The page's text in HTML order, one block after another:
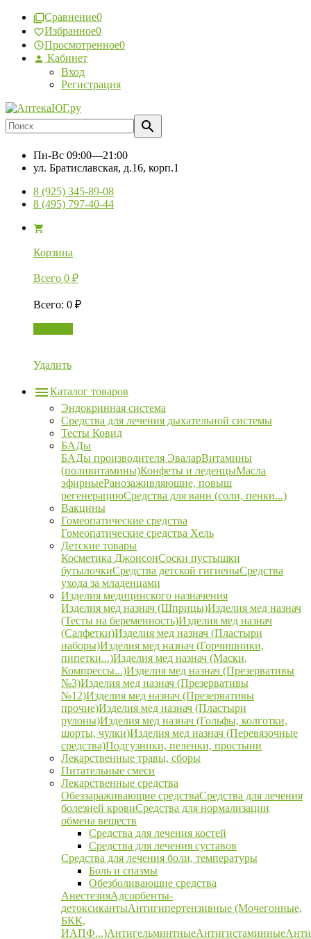
Сравнение0
Избранное0
Просмотренное0
Кабинет
Вход
Регистрация
Пн-Вс 09:00—21:00
ул. Братиславская, д.16, корп.1
8 (925) 345-89-08
8 (495) 797-40-44
Корзина
Всего 0 ₽
Всего: 0 ₽
Удалить
Каталог товаров
Эндокринная система
Средства для лечения дыхательной системы
Тесты Ковид
БАДы
БАДы производителя ЭваларВитамины
(поливитамины)Конфеты и леденцыМасла
эфирныеРанозаживляющие, повыш
регенерациюСредства для ванн (соли, пенки...)
Вакцины
Гомеопатические средства
Гомеопатические средства Хель
Детские товары
Косметика ДжонсонСоски пустышки
бутылочкиСредства детской гигиеныСредства
ухода за младенцами
Изделия медицинского назначения
Изделия мед назнач (Шприцы)Изделия мед назнач
(Тесты на беременность)Изделия мед назнач
(Салфетки)Изделия мед назнач (Пластыри
наборы)Изделия мед назнач (Горчишники,
пипетки...)Изделия мед назнач (Маски,
Компрессы...)Изделия мед назнач (Презервативы
№3)Изделия мед назнач (Презервативы
№12)Изделия мед назнач (Презервативы
прочие)Изделия мед назнач (Пластыри
рулоны)Изделия мед назнач (Гольфы, колготки,
шорты, чулки)Изделия мед назнач (Перевязочные
средства)Подгузники, пеленки, простыни
Лекарственные травы, сборы
Питательные смеси
Лекарственные средства
Обеззараживающие средстваСредства для лечения
болезней кровиСредства для нормализации
обмена веществ
Средства для лечения костей
Средства для лечения суставов
Средства для лечения боли, температуры
Боль и спазмы
Обезболивающие средства
АнестезияАдсорбенты-
детоксикантыАнтигипертензивные (Мочегонные,
БКК,
ИАПФ...)АнтигельминтныеАнтигистаминные